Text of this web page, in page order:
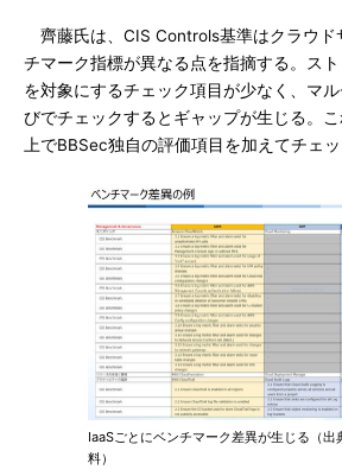
齊藤氏は、CIS Controls基準はクラウド
チマーク指標が異なる点を指摘する。ス
を対象にするチェック項目が少なく、マ
びでチェックするとギャップが生じる。
上でBBSec独自の評価項目を加えてチェッ
IaaSごとにベンチマーク差異が生じる（出
料）